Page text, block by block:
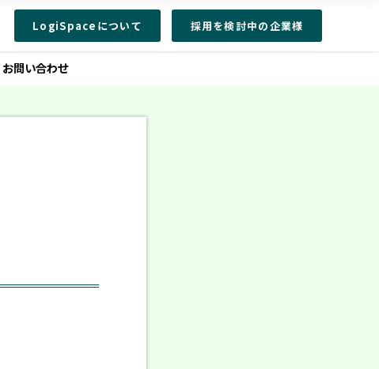
LogiSpaceについて 採用を検討中の企業様
お問い合わせ